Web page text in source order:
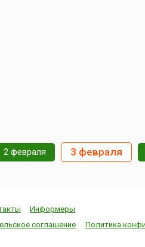
2 февраля 3 февраля
Информеры
соглашение Политика